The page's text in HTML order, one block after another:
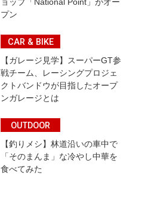
プン
CAR & BIKE
【ガレージ見学】スーパーGT参
戦チーム、レーシングプロジェ
クトバンドウが目指したオープ
ンガレージとは
OUTDOOR
【釣りメシ】林道沿いの車中で
「そのまんま」な冷やし中華を
食べてみた